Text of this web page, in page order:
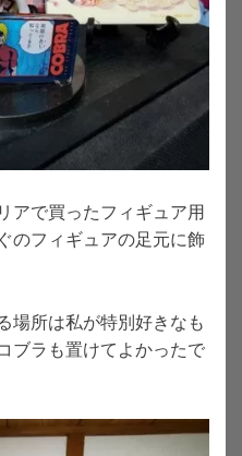
アで買ったフィギュア用
のフィギュアの足元に飾
場所は私が特別好きなも
ブラも置けてよかったで